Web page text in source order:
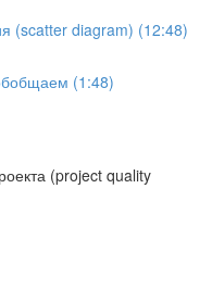
(scatter diagram) (12:48)
(1:48)
(project quality